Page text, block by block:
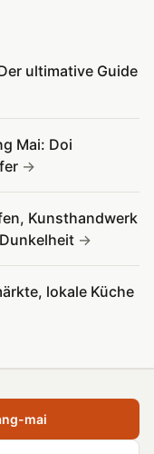
ultimative Guide
Mai: Doi
Kunsthandwerk
lokale Küche
mai